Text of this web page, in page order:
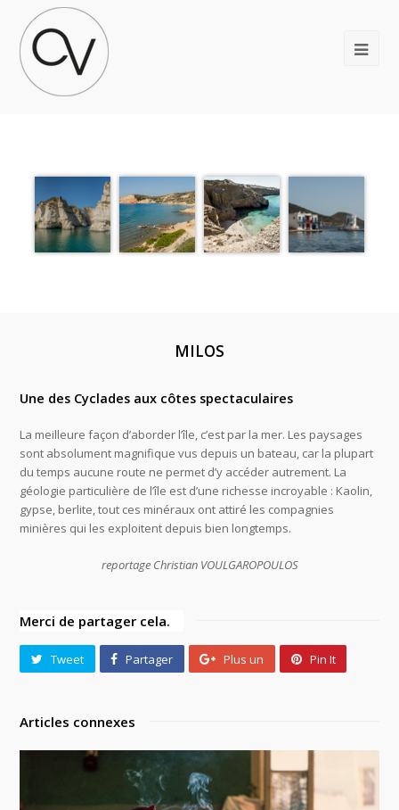
MILOS
Une des Cyclades aux côtes spectaculaires
La meilleure façon d’aborder l’île, c’est par la mer. Les paysages
sont absolument magnifique vus depuis un bateau, car la plupart
du temps aucune route ne permet d’y accéder autrement. La
géologie particulière de l’île est d’une richesse incroyable : Kaolin,
gypse, berlite, tout ces minéraux ont attiré les compagnies
minières qui les exploitent depuis bien longtemps.
reportage Christian VOULGAROPOULOS
Merci de partager cela.
Tweet Partager Plus un Pin It
Articles connexes